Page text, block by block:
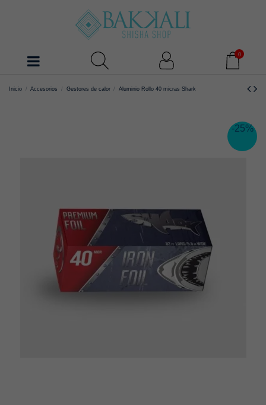
0
Inicio Accesorios Gestores de calor Aluminio Rollo 40 micras Shark
-25%